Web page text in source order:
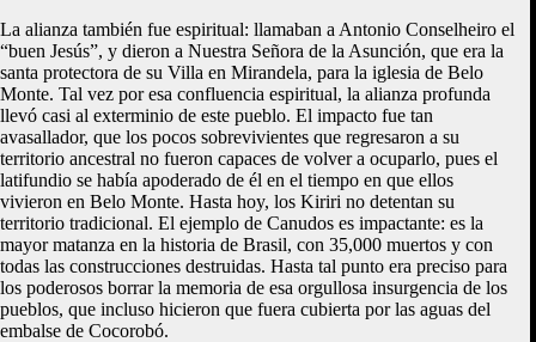
La alianza también fue espiritual: llamaban a Antonio Conselheiro el
“buen Jesús”, y dieron a Nuestra Señora de la Asunción, que era la
santa protectora de su Villa en Mirandela, para la iglesia de Belo
Monte. Tal vez por esa confluencia espiritual, la alianza profunda
llevó casi al exterminio de este pueblo. El impacto fue tan
avasallador, que los pocos sobrevivientes que regresaron a su
territorio ancestral no fueron capaces de volver a ocuparlo, pues el
latifundio se había apoderado de él en el tiempo en que ellos
vivieron en Belo Monte. Hasta hoy, los Kiriri no detentan su
territorio tradicional. El ejemplo de Canudos es impactante: es la
mayor matanza en la historia de Brasil, con 35,000 muertos y con
todas las construcciones destruidas. Hasta tal punto era preciso para
los poderosos borrar la memoria de esa orgullosa insurgencia de los
pueblos, que incluso hicieron que fuera cubierta por las aguas del
embalse de Cocorobó.